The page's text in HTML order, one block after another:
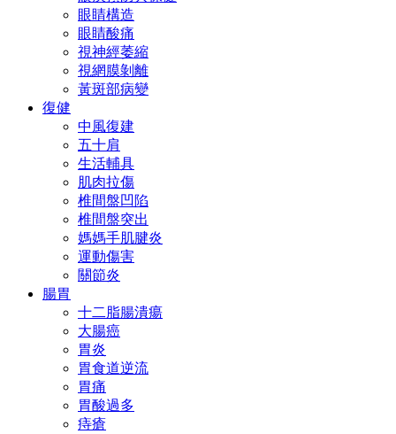
眼睛構造
眼睛酸痛
視神經萎縮
視網膜剝離
黃斑部病變
復健
中風復建
五十肩
生活輔具
肌肉拉傷
椎間盤凹陷
椎間盤突出
媽媽手肌腱炎
運動傷害
關節炎
腸胃
十二脂腸潰瘍
大腸癌
胃炎
胃食道逆流
胃痛
胃酸過多
痔瘡